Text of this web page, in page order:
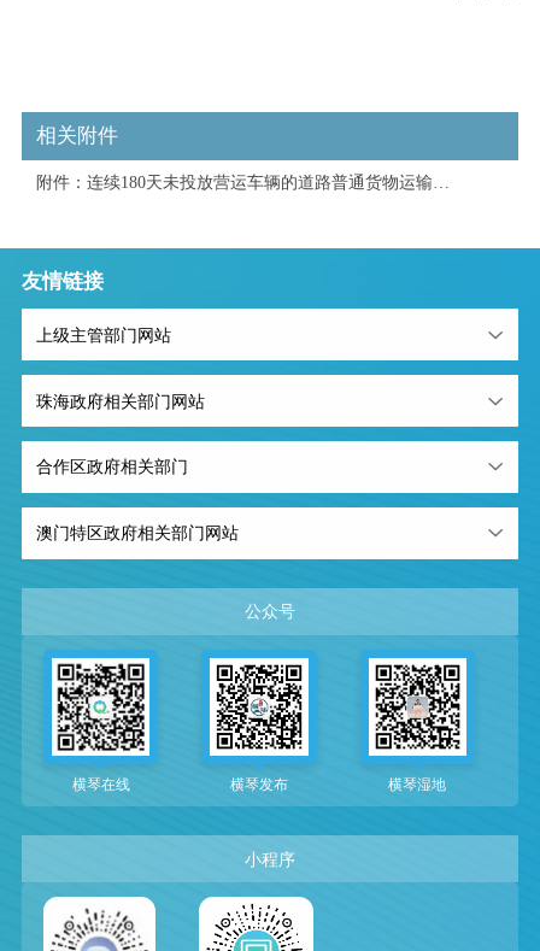
相关附件
附件：连续180天未投放营运车辆的道路普通货物运输业
友情链接
上级主管部门网站
珠海政府相关部门网站
合作区政府相关部门
澳门特区政府相关部门网站
公众号
横琴在线 横琴发布 横琴湿地
小程序